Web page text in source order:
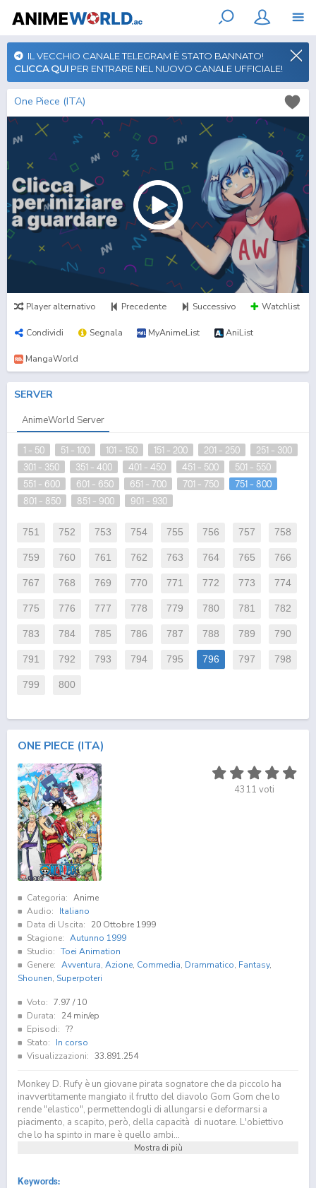
IL VECCHIO CANALE TELEGRAM È STATO BANNATO!
CLICCA QUI PER ENTRARE NEL NUOVO CANALE UFFICIALE!
One Piece (ITA)
Player alternativo Precedente Successivo Watchlist
Condividi Segnala MyAnimeList AniList
MangaWorld
SERVER
AnimeWorld Server
1 - 50 51 - 100 101 - 150 151 - 200 201 - 250
251 - 300
301 - 350
351 - 400 401 - 450 451 - 500
501 - 550
551 - 600
601 - 650 651 - 700 701 - 750
751 - 800
801 - 850
851 - 900 901 - 930
751 752 753 754 755 756 757 758
759 760 761 762 763 764 765 766
767 768 769 770 771 772 773 774
775 776 777 778 779 780 781 782
783 784 785 786 787 788 789 790
791 792 793 794 795 796 797 798
799 800
ONE PIECE (ITA)
4311 voti
Categoria: Anime
Audio:
Italiano
Data di Uscita:
20 Ottobre 1999
Stagione: Autunno 1999
Studio: Toei Animation
Genere: Avventura, Azione, Commedia, Drammatico, Fantasy,
Shounen, Superpoteri
Voto: 7.97 / 10
Durata:
24 min/ep
Episodi: ??
Stato:
In corso
Visualizzazioni: 33.891.254
Monkey D. Rufy è un giovane pirata sognatore che da piccolo ha
inavvertitamente mangiato il frutto del diavolo Gom Gom che lo
rende "elastico", permettendogli di allungarsi e deformarsi a
piacimento, a scapito, però, della capacità di nuotare. L'obiettivo
che lo ha spinto in mare è quello ambi...
Mostra di più
Keywords: